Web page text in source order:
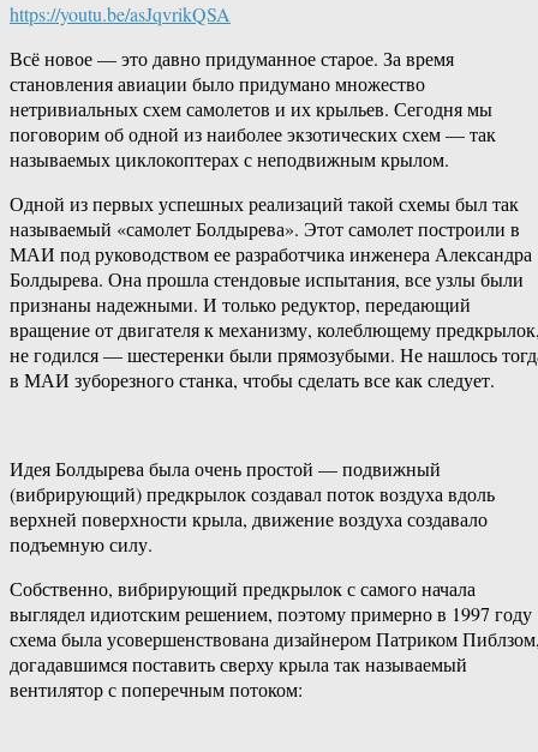
https://youtu.be/asJqvrikQSA
Всё новое — это давно придуманное старое. За время
становления авиации было придумано множество
нетривиальных схем самолетов и их крыльев. Сегодня мы
поговорим об одной из наиболее экзотических схем — так
называемых циклокоптерах с неподвижным крылом.
Одной из первых успешных реализаций такой схемы был так
называемый «самолет Болдырева». Этот самолет построили в
МАИ под руководством ее разработчика инженера Александра
Болдырева. Она прошла стендовые испытания, все узлы были
признаны надежными. И только редуктор, передающий
вращение от двигателя к механизму, колеблющему
не годился — шестеренки были прямозубыми. Не нашлось
в МАИ зуборезного станка, чтобы сделать все как следует.
Идея Болдырева была очень простой — подвижный
(вибрирующий) предкрылок создавал поток воздуха вдоль
верхней поверхности крыла, движение воздуха создавало
подъемную силу.
Собственно, вибрирующий предкрылок с самого начала
выглядел идиотским решением, поэтому примерно в 1997 году
схема была усовершенствована дизайнером Патриком
догадавшимся поставить сверху крыла так называемый
вентилятор с поперечным потоком: